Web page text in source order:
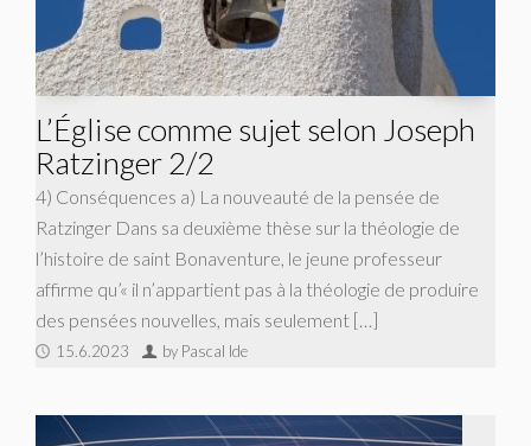
L’Église comme sujet selon Joseph
Ratzinger 2/2
4) Conséquences a) La nouveauté de la pensée de
Ratzinger Dans sa deuxième thèse sur la théologie de
l’histoire de saint Bonaventure, le jeune professeur
affirme qu’« il n’appartient pas à la théologie de produire
des pensées nouvelles, mais seulement […]
15.6.2023 by Pascal Ide